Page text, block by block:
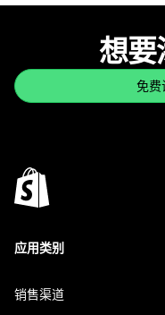
想要
免
应用类别
销售渠道